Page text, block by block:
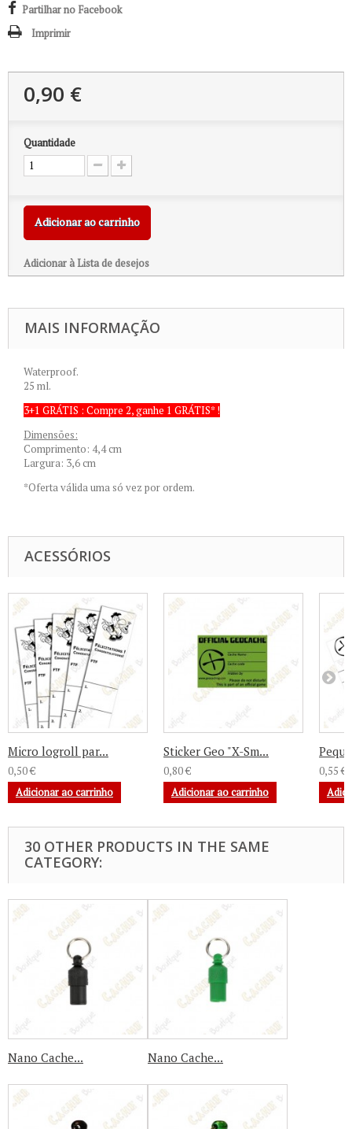
Partilhar no Facebook
Imprimir
0,90 €
Quantidade
Adicionar ao carrinho
Adicionar à Lista de desejos
MAIS INFORMAÇÃO
Waterproof.
25 ml.
3+1 GRÁTIS : Compre 2, ganhe 1 GRÁTIS* !
Dimensões:
Comprimento: 4,4 cm
Largura: 3,6 cm
*Oferta válida uma só vez por ordem.
ACESSÓRIOS
Micro logroll par...
0,50 €
Adicionar ao carrinho
Sticker Geo "X-Sm...
0,80 €
Adicionar ao carrinho
0,55 €
30 OTHER PRODUCTS IN THE SAME
CATEGORY:
Nano Cache... Nano Cache...